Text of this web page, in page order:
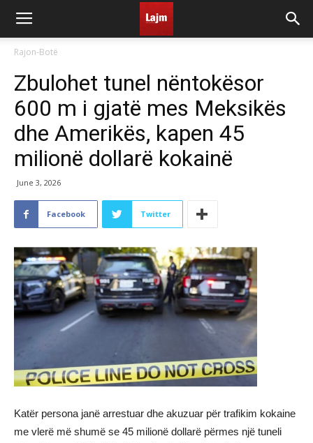
Rajon-Botë
Zbulohet tunel nëntokësor
600 m i gjatë mes Meksikës
dhe Amerikës, kapen 45
milionë dollarë kokainë
June 3, 2026
Facebook Twitter
Katër persona janë arrestuar dhe akuzuar për trafikim kokaine
me vlerë më shumë se 45 milionë dollarë përmes një tuneli